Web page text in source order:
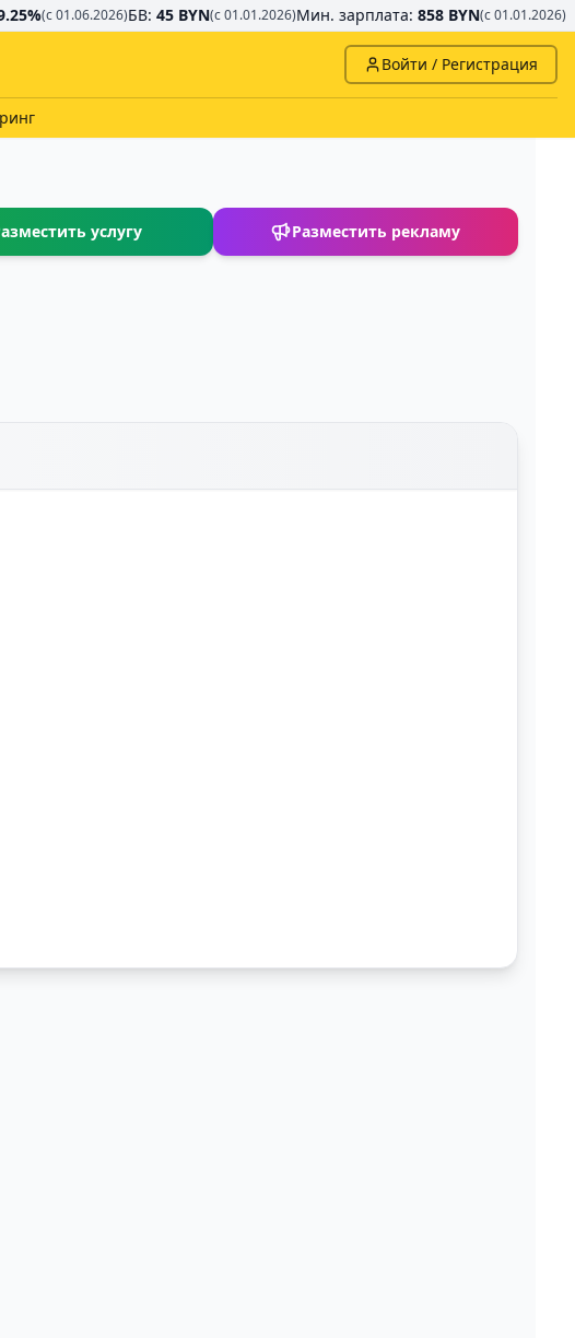
%(с 01.06.2026)БВ: 45 BYN(с 01.01.2026)Мин. зарплата: 858 BYN(с 01.01.2026)
Войти / Регистрация
услугу Разместить рекламу